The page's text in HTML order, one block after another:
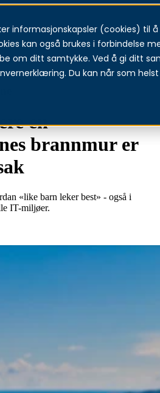
informasjonskapsler (cookies) til
kan også brukes i forbindelse
om ditt samtykke. Ved å gi ditt
Du kan når som
Menu
en
brannmur er
«like barn leker best» - også i
IT-miljøer.